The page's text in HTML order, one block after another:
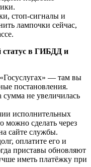
стоп-сигналы и
лампочки сейчас,
статус в ГИБДД и
— там вы
постановления.
не увеличилась
исполнительных
сделать через
сайте службы.
оплатите его и
приставы обновляют
иметь платёжку при